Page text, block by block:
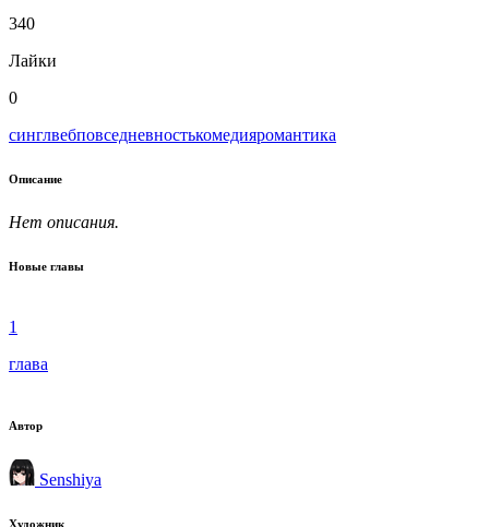
340
Лайки
0
синглвебповседневностькомедияромантика
Описание
Нет описания.
Новые главы
1
глава
Автор
Senshiya
Художник